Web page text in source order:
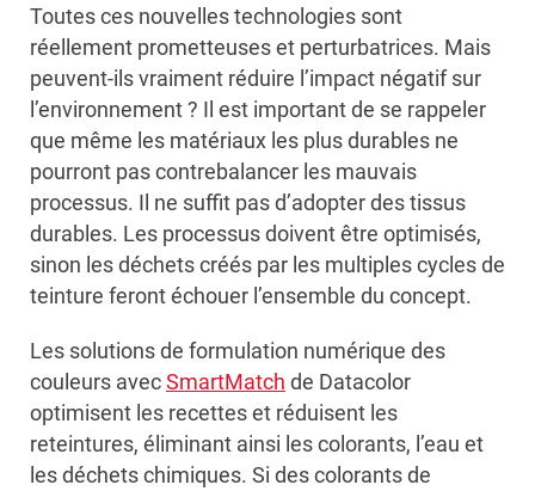
Toutes ces nouvelles technologies sont
réellement prometteuses et perturbatrices. Mais
peuvent-ils vraiment réduire l’impact négatif sur
l’environnement ? Il est important de se rappeler
que même les matériaux les plus durables ne
pourront pas contrebalancer les mauvais
processus. Il ne suffit pas d’adopter des tissus
durables. Les processus doivent être optimisés,
sinon les déchets créés par les multiples cycles de
teinture feront échouer l’ensemble du concept.
Les solutions de formulation numérique des
couleurs avecSmartMatch de Datacolor
optimisent les recettes et réduisent les
reteintures, éliminant ainsi les colorants, l’eau et
les déchets chimiques. Si des colorants de